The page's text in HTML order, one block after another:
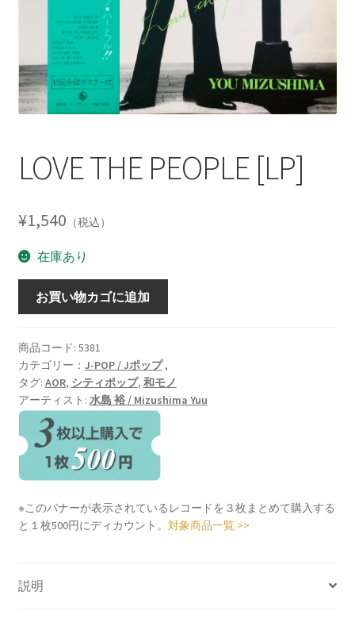
LOVE THE PEOPLE [LP]
¥1,540 （税込）
在庫あり
LOVE
THE
[LP]
個
お買い物カゴに追加
商品コード: 5381
カテゴリー： J-POP / Jポップ,
タグ: AOR, シティポップ, 和モノ
アーティスト: 水島 裕 / Mizushima Yuu
※このバナーが表示されているレコードを３枚まとめて購入する
と１枚500円にディカウント。 対象商品一覧 >>
説明